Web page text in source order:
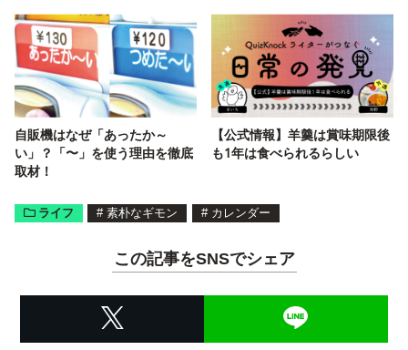
自販機はなぜ「あったか～
い」？「〜」を使う理由を徹底
取材！
【公式情報】羊羹は賞味期限後
も1年は食べられるらしい
ライフ # 素朴なギモン # カレンダー
この記事をSNSでシェア